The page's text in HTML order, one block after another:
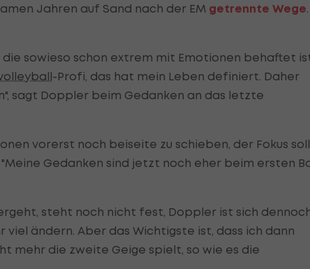
Jahren auf Sand nach der EM getrennte Wege.
sowieso schon extrem mit Emotionen behaftet
-Profi, das hat mein Leben definiert. Daher
sagt Doppler beim Gedanken an das letzte
vorerst noch beiseite zu schieben, der Fokus soll
Gedanken sind jetzt noch eher beim ersten
steht noch nicht fest, Doppler ist sich
viel ändern. Aber das Wichtigste ist, dass ich dann
mehr die zweite Geige spielt, so wie es die